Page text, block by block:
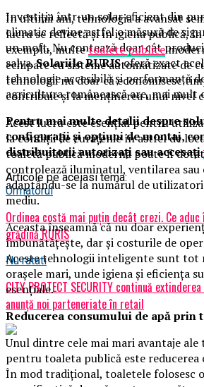
Investiția într-un solar eficient din
climatic devine astfel o măsură de
un moft. Nu contează doar cât
salva.Solariile RURISoferă exact
tehnologie accesibilă și performanță
agricultura românească are, mai mult
Pentru mai multe detalii despre
configurații și opțiuni de montaj,
distribuitorii autorizați sau accesați
Articole pe aceiasi tema:
Urmatorul
Ordinea costă mai puțin decât crezi. Ce
grădină RURIS
Nu ratati
CITY PROTECT SECURITY continuă
anunță noi parteneriate în retail
În ultimii ani, tehnologia a avansat
lucru se reflectă și în igiena publică,
exemplu, multetoalete publice
echipate cu sisteme automatizate de
tehnologii nu doar că economisesc
contribuie și la menținerea unui nivel
Acest lucru este esențial pentru
la condiții de curățenie în astfel de
toaletă publică modernă poate fi
controlează iluminatul, ventilarea
adaptându-se la numărul de
mediu.
Aceasta înseamnă că nu doar
îmbunătățește, dar și costurile de
Aceste tehnologii inteligente sunt tot
orașele mari, unde igiena și eficiența
esențiale.
Reducerea consumului de apă
Unul dintre cele mai mari avantaje
pentru toaleta publică este reducerea
În mod tradițional, toaletele folosesc